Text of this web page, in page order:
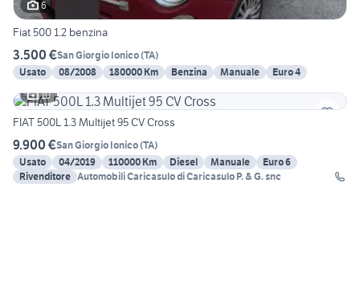
6
Fiat 500 1.2 benzina
3.500 €San Giorgio Ionico(TA)
Usato
08/2008 180000 Km Benzina Manuale
Euro 4
10
FIAT 500L 1.3 Multijet 95 CV Cross
9.900 €San Giorgio Ionico(TA)
Usato
04/2019 110000 Km Diesel Manuale
Euro 6
Rivenditore Automobili Caricasulo di Caricasulo P. & G. snc